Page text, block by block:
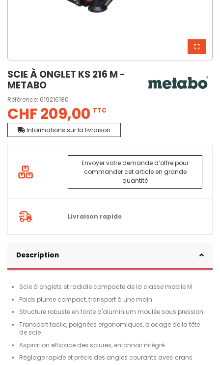
SCIE À ONGLET KS 216 M -
METABO
Référence: 619216180
CHF 209,00 TTC
Informations sur la livraison
Envoyer votre demande d’offre pour
commander cet article en grande
quantité
Livraison rapide
Description
Scie à onglets et radiale compacte de la classe mobile M
Poids plume compact, transport à une main
Structure robuste en fonte d'aluminium moulée sous pression
Transport facile, poignées ergonomiques, blocage de la tête
de scie
Aspiration efficace des sciures, entonnoir intégré
Réglage rapide et précis des angles courants avec crans